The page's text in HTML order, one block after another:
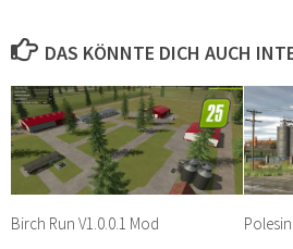
DAS KÖNNTE DICH AUCH
Birch Run V1.0.0.1 Mod